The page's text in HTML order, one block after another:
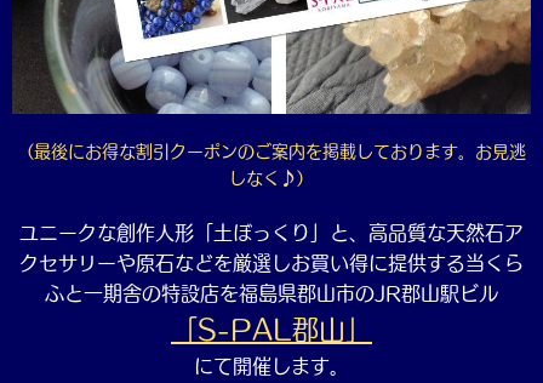
（最後にお得な割引クーポンのご案内を掲載しております。お見逃
しなく♪）
ユニークな創作人形「土ぼっくり」と、高品質な天然石ア
クセサリーや原石などを厳選しお買い得に提供する当くら
ふと一期舎の特設店を福島県郡山市のJR郡山駅ビル
「S-PAL郡山」
にて開催します。